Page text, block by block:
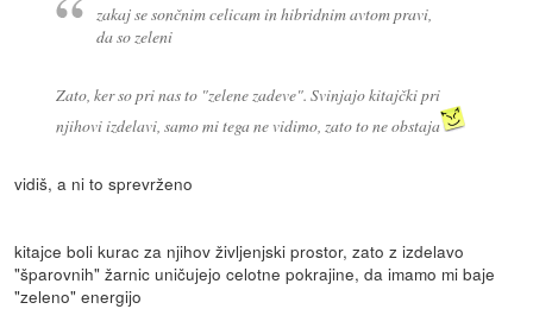
zakaj se sončnim celicam in hibridnim avtom pravi,
da so zeleni
Zato, ker so pri nas to "zelene zadeve". Svinjajo kitajčki pri
njihovi izdelavi, samo mi tega ne vidimo, zato to ne obstaja
vidiš, a ni to sprevrženo
kitajce boli kurac za njihov življenjski prostor, zato z izdelavo
"šparovnih" žarnic uničujejo celotne pokrajine, da imamo mi baje
"zeleno" energijo